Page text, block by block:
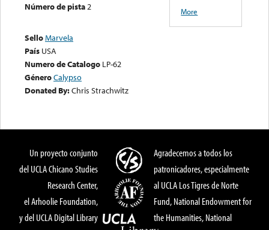
Número de pista2
SelloMarvela
País USA
Numero de Catalogo LP-62
GéneroCalypso
Donated By:Chris Strachwitz
More
Un proyecto conjunto
del UCLA Chicano Studies
Research Center,
el Arhoolie Foundation,
y del UCLA Digital Library
Agradecemos a todos los
patronicadores, especialmente
al UCLA Los Tigres de Norte
Fund, National Endowment for
the Humanities, National